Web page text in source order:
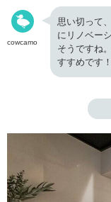
cowcamo
思い切って
にリノベー
そうですね
すすめです！